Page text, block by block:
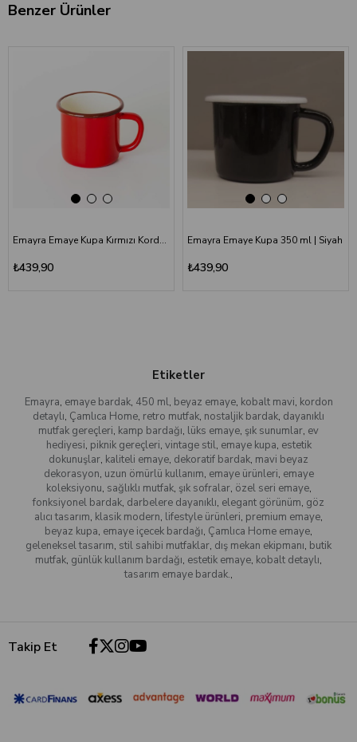
Benzer Ürünler
Emayra Emaye Kupa Kırmızı Kordon Kahve 380 ml | Çamlıca Home
₺439,90
Emayra Emaye Kupa 350 ml | Siyah
₺439,90
Etiketler
Emayra, emaye bardak, 450 ml, beyaz emaye, kobalt mavi, kordon
detaylı, Çamlıca Home, retro mutfak, nostaljik bardak, dayanıklı
mutfak gereçleri, kamp bardağı, lüks emaye, şık sunumlar, ev
hediyesi, piknik gereçleri, vintage stil, emaye kupa, estetik
dokunuşlar, kaliteli emaye, dekoratif bardak, mavi beyaz
dekorasyon, uzun ömürlü kullanım, emaye ürünleri, emaye
koleksiyonu, sağlıklı mutfak, şık sofralar, özel seri emaye,
fonksiyonel bardak, darbelere dayanıklı, elegant görünüm, göz
alıcı tasarım, klasik modern, lifestyle ürünleri, premium emaye,
beyaz kupa, emaye içecek bardağı, Çamlıca Home emaye,
geleneksel tasarım, stil sahibi mutfaklar, dış mekan ekipmanı, butik
mutfak, günlük kullanım bardağı, estetik emaye, kobalt detaylı,
tasarım emaye bardak.,
Takip Et